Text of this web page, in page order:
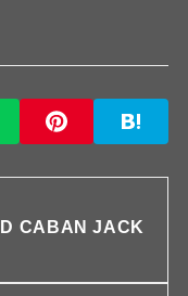
CABAN JACK